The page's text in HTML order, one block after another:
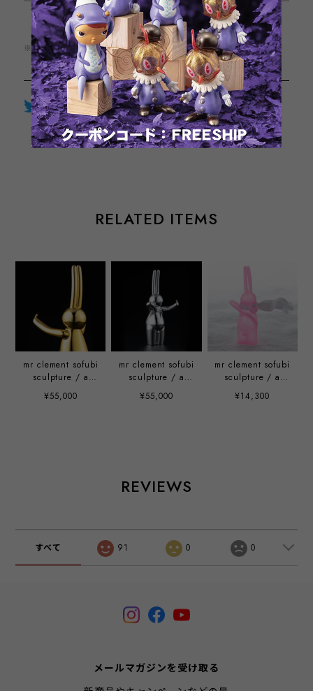
日本国内にお住まいの方向け
※この商品は1点までのご注文とさせていただきます。
Twitter LINE Facebook
通報する
RELATED ITEMS
mr clement sofubi
sculpture / a
vulgar statement
gin-kyo chapter
¥55,000
mr clement sofubi
sculpture / a
vulgar statement
gin-kyo chapter
¥55,000
mr clement sofubi
sculpture / a
vulgar statement
chapter 3: pink
¥14,300
REVIEWS
すべて 91 0 0
メールマガジンを受け取る